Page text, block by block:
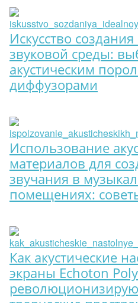
Искусство
звуковой среды:
акустическим
диффузорами
Использование
материалов для
звучания в
помещениях:
Как акустические
экраны Echoton